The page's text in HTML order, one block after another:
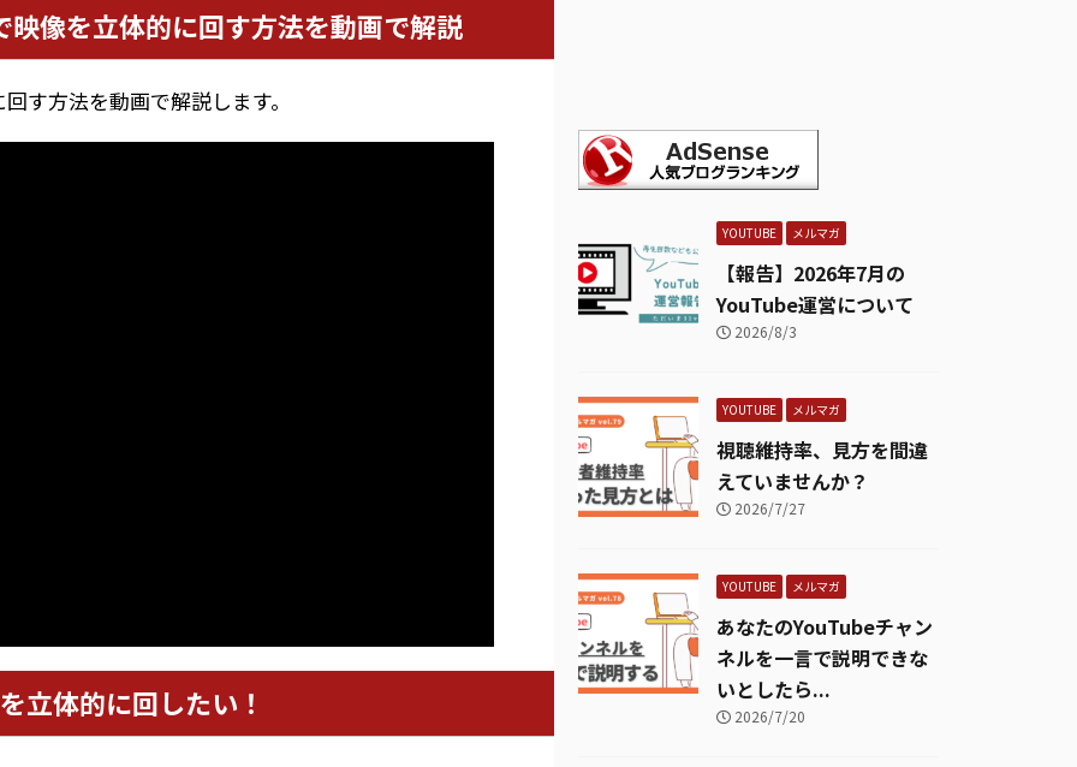
映像を立体的に回す方法を動画で解説
す方法を動画で解説します。
立体的に回したい！
YOUTUBE メルマガ
【報告】2026年7月の
YouTube運営について
2026/8/3
YOUTUBE メルマガ
視聴維持率、見方を間違
えていませんか？
2026/7/27
YOUTUBE メルマガ
あなたのYouTubeチャン
ネルを一言で説明できな
いとしたら...
2026/7/20